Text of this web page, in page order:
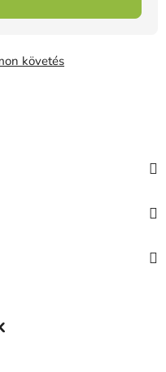
követés